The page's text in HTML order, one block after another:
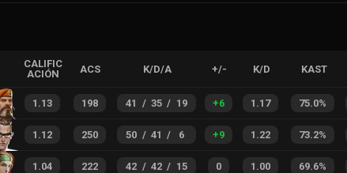
CALIFIC
ACIÓN
ACS K/D/A +/- K/D KAST
1.13 198 41 / 35 / 19 +6 1.17 75.0%
1.12 250 50 / 41 / 6 +9 1.22 73.2%
1.04 222 42 / 42 / 15 0 1.00 69.6%